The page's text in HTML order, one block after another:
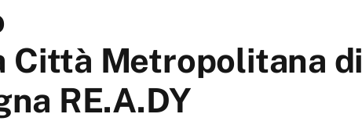
Città Metropolitana di
RE.A.DY